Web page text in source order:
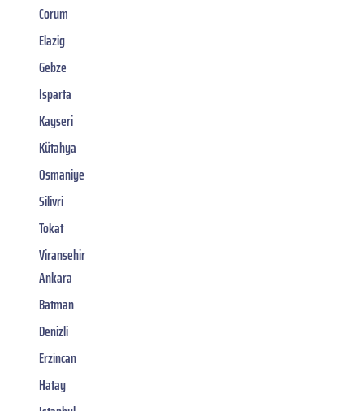
Corum
Elazig
Gebze
Isparta
Kayseri
Kütahya
Osmaniye
Silivri
Tokat
Viransehir
Ankara
Batman
Denizli
Erzincan
Hatay